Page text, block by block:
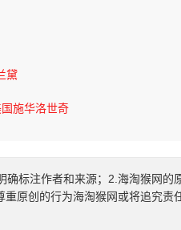
黛
国施华洛世奇
标注作者和来源；2.海淘猴网的
原创的行为海淘猴网或将追究责